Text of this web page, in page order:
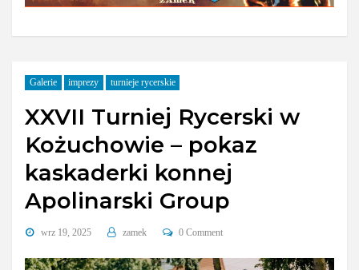
Galerie imprezy turnieje rycerskie
XXVII Turniej Rycerski w
Kożuchowie – pokaz
kaskaderki konnej
Apolinarski Group
wrz 19, 2025 zamek 0 Comment